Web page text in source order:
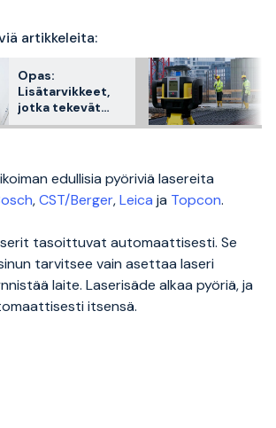
artikkeleita:
Opas:
Lisätarvikkeet,
jotka tekevät
ristilaseristasi
edullisia pyöriviä lasereita
,CST/Berger,Leica ja Topcon.
tasoittuvat automaattisesti. Se
tarvitsee vain asettaa laseri
laite. Laserisäde alkaa pyöriä, ja
itsensä.